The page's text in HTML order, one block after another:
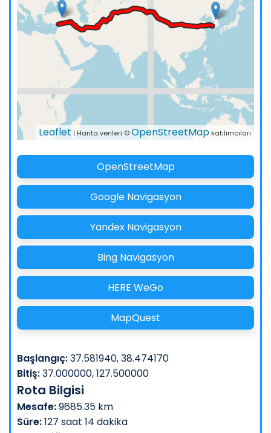
Leaflet | Harita verileri ©OpenStreetMap katılımcıları
OpenStreetMap
Google Navigasyon
Yandex Navigasyon
Bing Navigasyon
HERE WeGo
MapQuest
Başlangıç:37.581940, 38.474170
Bitiş:37.000000, 127.500000
Rota Bilgisi
Mesafe:9685.35 km
Süre:127 saat 14 dakika